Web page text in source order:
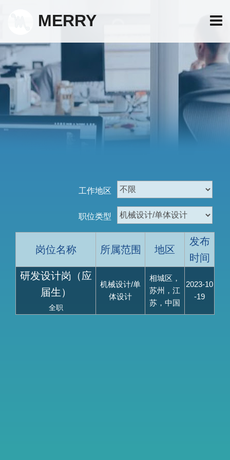
MERRY
工作地区
职位类型
岗位名称 所属范围 地区
发布
时间
研发设计岗（应
届生）
机械设计/单
体设计
相城区，
苏州，江
苏，中国
2023-10
-19
全职